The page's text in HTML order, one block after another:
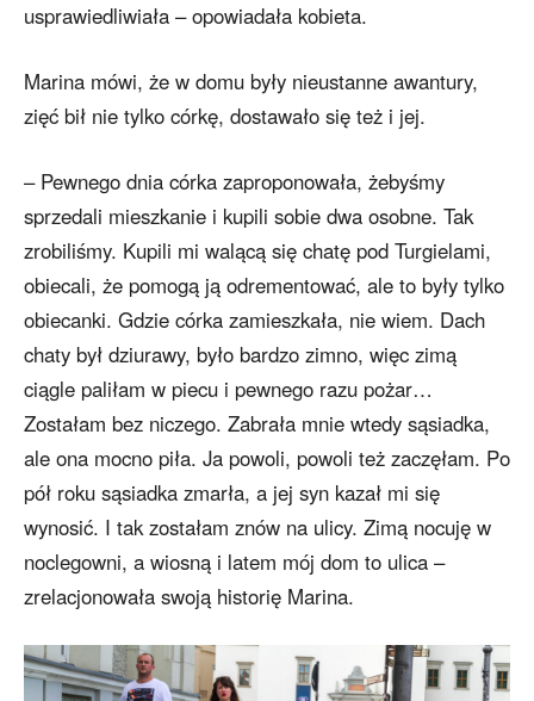
usprawiedliwiała – opowiadała kobieta.
Marina mówi, że w domu były nieustanne awantury,
zięć bił nie tylko córkę, dostawało się też i jej.
– Pewnego dnia córka zaproponowała, żebyśmy
sprzedali mieszkanie i kupili sobie dwa osobne. Tak
zrobiliśmy. Kupili mi walącą się chatę pod Turgielami,
obiecali, że pomogą ją odrementować, ale to były tylko
obiecanki. Gdzie córka zamieszkała, nie wiem. Dach
chaty był dziurawy, było bardzo zimno, więc zimą
ciągle paliłam w piecu i pewnego razu pożar…
Zostałam bez niczego. Zabrała mnie wtedy sąsiadka,
ale ona mocno piła. Ja powoli, powoli też zaczęłam. Po
pół roku sąsiadka zmarła, a jej syn kazał mi się
wynosić. I tak zostałam znów na ulicy. Zimą nocuję w
noclegowni, a wiosną i latem mój dom to ulica –
zrelacjonowała swoją historię Marina.